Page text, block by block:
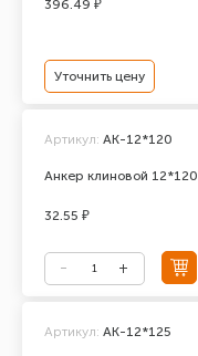
396.49 ₽
Уточнить цену
Анкер клиновой 12*120
Артикул: АК-12*120
32.55 ₽
Артикул: АК-12*125